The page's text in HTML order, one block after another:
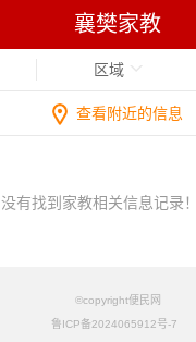
襄樊家教
区域
查看附近的信息
没有找到家教相关信息记录！
©copyright便民网
鲁ICP备2024065912号-7